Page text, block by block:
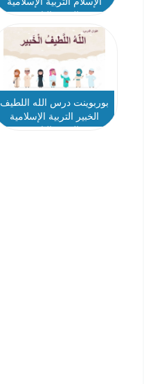
بوربوينت درس الله اللطيف
الخبير التربية الإسلامية